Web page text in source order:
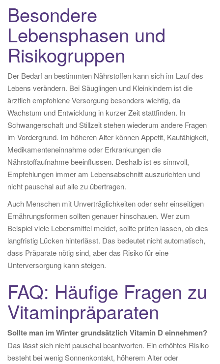
Besondere
Lebensphasen und
Risikogruppen
Der Bedarf an bestimmten Nährstoffen kann sich im Lauf des
Lebens verändern. Bei Säuglingen und Kleinkindern ist die
ärztlich empfohlene Versorgung besonders wichtig, da
Wachstum und Entwicklung in kurzer Zeit stattfinden. In
Schwangerschaft und Stillzeit stehen wiederum andere Fragen
im Vordergrund. Im höheren Alter können Appetit, Kaufähigkeit,
Medikamenteneinnahme oder Erkrankungen die
Nährstoffaufnahme beeinflussen. Deshalb ist es sinnvoll,
Empfehlungen immer am Lebensabschnitt auszurichten und
nicht pauschal auf alle zu übertragen.
Auch Menschen mit Unverträglichkeiten oder sehr einseitigen
Ernährungsformen sollten genauer hinschauen. Wer zum
Beispiel viele Lebensmittel meidet, sollte prüfen lassen, ob dies
langfristig Lücken hinterlässt. Das bedeutet nicht automatisch,
dass Präparate nötig sind, aber das Risiko für eine
Unterversorgung kann steigen.
FAQ: Häufige Fragen zu
Vitaminpräparaten
Sollte man im Winter grundsätzlich Vitamin D einnehmen?
Das lässt sich nicht pauschal beantworten. Ein erhöhtes Risiko
besteht bei wenig Sonnenkontakt, höherem Alter oder